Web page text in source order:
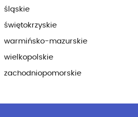
śląskie
świętokrzyskie
warmińsko-mazurskie
wielkopolskie
zachodniopomorskie